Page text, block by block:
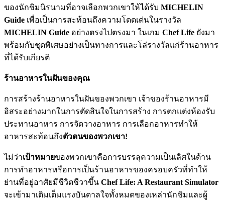
ของนักชิมนิรนามที่อาจเลือกพวกเขาให้ได้รับ MICHELIN
Guide เพื่อเป็นการสะท้อนถึงความโดดเด่นในรางวัล
MICHELIN Guide อย่างตรงไปตรงมา ในเกม Chef Life ยังมา
พร้อมกับชุดพิเศษอย่างเป็นทางการและโล่รางวัลแก่ร้านอาหาร
ที่ได้รับเกียรติ
ร้านอาหารในฝันของคุณ
การสร้างร้านอาหารในฝันของพวกเขา เจ้าของร้านอาหารมี
อิสระอย่างมากในการตัดสินใจในการสร้าง การตกแต่งห้องรับ
ประทานอาหาร การจัดวางอาหาร การเลือกอาหารทำให้
อาหารสะท้อนถึงตัวตนของพวกเขา!
ไม่ว่าเป้าหมายของพวกเขาคือการบรรลุความเป็นเลิศในด้าน
การทำอาหารหรือการเป็นร้านอาหารของครอบครัวที่ทำให้
ย่านที่อยู่อาศัยมีชีวิตชีวาขึ้น Chef Life: A Restaurant Simulator
จะเข้ามาเติมเต็มแรงบันดาลใจทั้งหมดของเหล่านักชิมและผู้